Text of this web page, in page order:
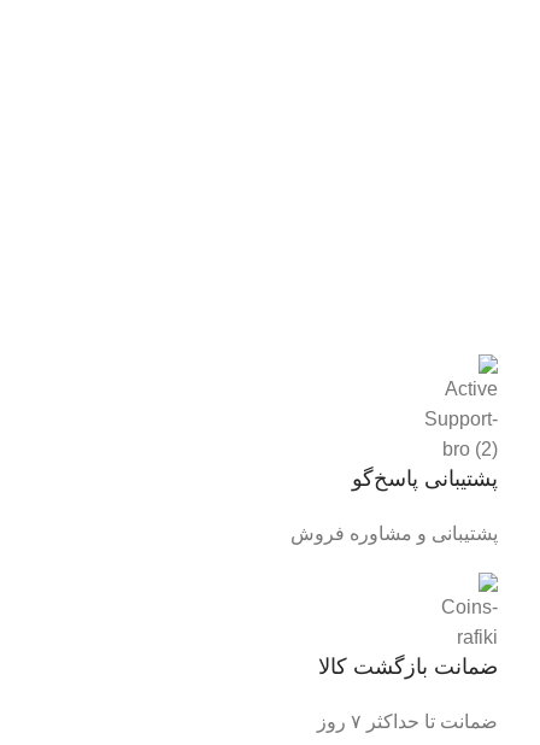
ضمانت بازگشت کالا
ضمانت تا حداکثر ۷ روز
پشتیبانی پاسخ‌گو
پشتیبانی و مشاوره فروش